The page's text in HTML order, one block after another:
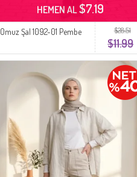
$28.51
$11.99
Omuz Şal 1092-01 Pembe
HEMEN AL$7.19